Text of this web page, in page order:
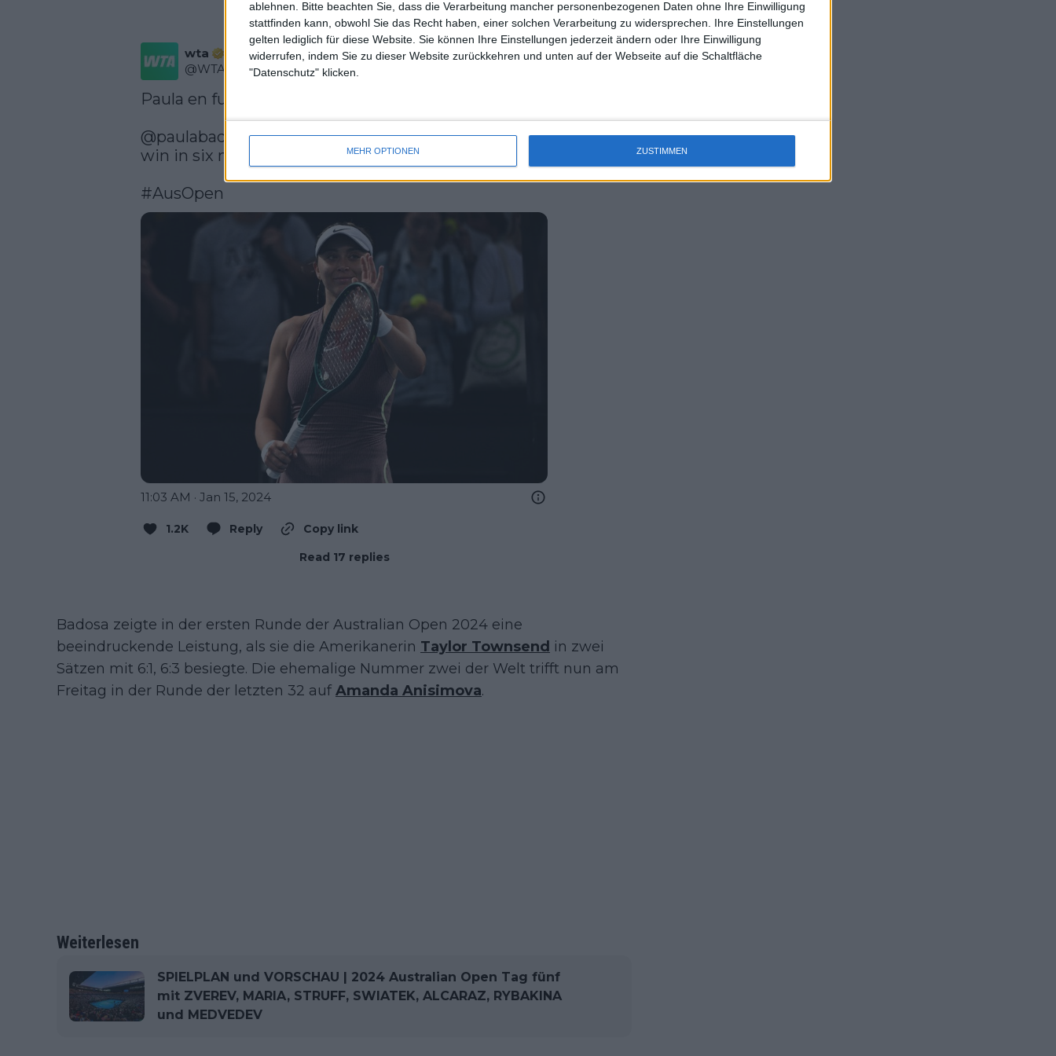
ablehnen. Bitte beachten Sie, dass die Verarbeitung mancher personenbezogenen Daten ohne Ihre Einwilligung
stattfinden kann, obwohl Sie das Recht haben, einer solchen Verarbeitung zu widersprechen. Ihre Einstellungen
gelten lediglich für diese Website. Sie können Ihre Einstellungen jederzeit ändern oder Ihre Einwilligung
widerrufen, indem Sie zu dieser Website zurückkehren und unten auf der Webseite auf die Schaltfläche
"Datenschutz" klicken.
MEHR OPTIONEN ZUSTIMMEN
wta
@WTA Follow
Paula en fuego 🔥
@paulabadosa sees off Townsend 6-1, 6-3 for her first
win in six months!
#AusOpen
11:03 AM · Jan 15, 2024
1.2K Reply
Copy link
Read 17 replies
Badosa zeigte in der ersten Runde der Australian Open 2024 eine
beeindruckende Leistung, als sie die Amerikanerin Taylor Townsend in zwei
Sätzen mit 6:1, 6:3 besiegte. Die ehemalige Nummer zwei der Welt trifft nun am
Freitag in der Runde der letzten 32 auf Amanda Anisimova.
Weiterlesen
SPIELPLAN und VORSCHAU | 2024 Australian Open Tag fünf
mit ZVEREV, MARIA, STRUFF, SWIATEK, ALCARAZ, RYBAKINA
und MEDVEDEV
uss J-L-Struff wahrscheinlich morge 3 Spiele absolvieren (2.
mal Einzel 1x Doppel) dank der hervorragenden Unterstützung
des Kommentators für F-A-A